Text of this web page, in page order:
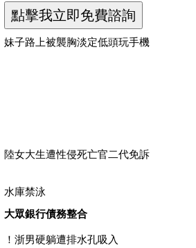
妹子路上被襲胸淡定低頭玩手機
陸女大生遭性侵死亡官二代免訴
水庫禁泳
大眾銀行債務整合
！浙男硬躺遭排水孔吸入